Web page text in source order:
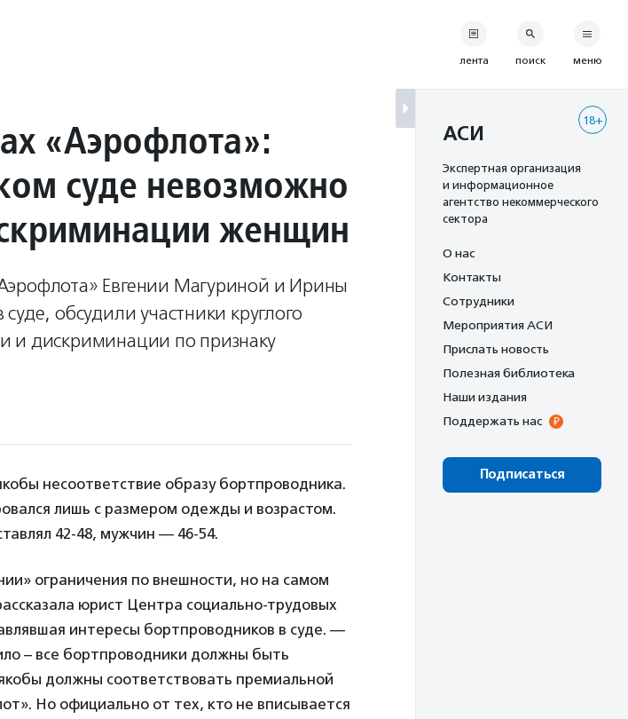
«Аэрофлота»:
суде невозможно
женщин
Евгении Магуриной и Ирины
обсудили участники круглого
и дискриминации по признаку
несоответствие образу бортпроводника.
лишь с размером одежды и возрастом.
42-48, мужчин — 46-54.
ограничения по внешности, но на самом
юрист Центра социально-трудовых
интересы бортпроводников в суде. —
– все бортпроводники должны быть
должны соответствовать премиальной
Но официально от тех, кто не вписывается
лента поиск меню
18+
АСИ
Экспертная организация
и информационное
агентство некоммерческого
сектора
О нас
Контакты
Сотрудники
Мероприятия АСИ
Прислать новость
Полезная библиотека
Наши издания
Поддержать нас
Подписаться